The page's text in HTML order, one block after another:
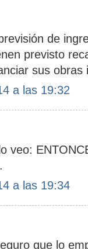
de
previsto
sus obras
a las 19:32
veo:
a las 19:34
que lo